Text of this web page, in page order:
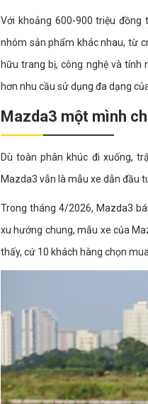
Với khoảng 600-900 triệu
nhóm sản phẩm khác nhau, từ
hữu trang bị, công nghệ và
hơn nhu cầu sử dụng đa dạng
Mazda3 một mình
Dù toàn phân khúc đi xuống,
Mazda3 vẫn là mẫu xe dẫn đầu
Trong tháng 4/2026, Mazda3
xu hướng chung, mẫu xe của
thấy, cứ 10 khách hàng chọn